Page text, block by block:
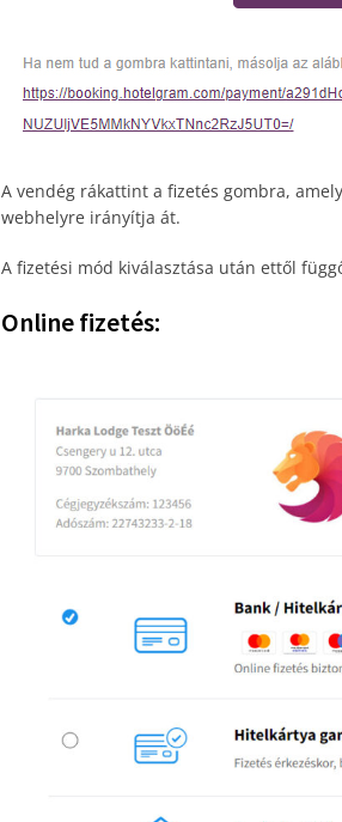
A vendég rákattint a fizetés gombra,
webhelyre irányítja át.
A fizetési mód kiválasztása után ettől
Online fizetés: